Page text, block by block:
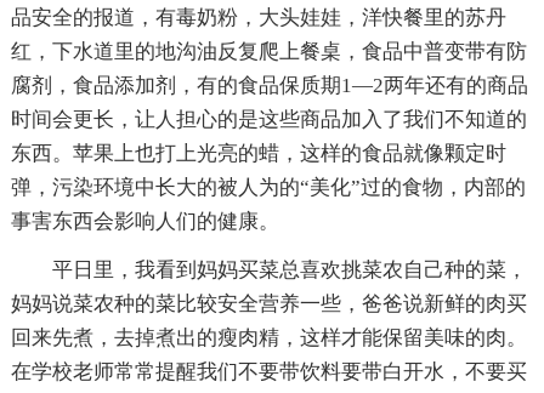
品安全的报道，有毒奶粉，大头娃娃，洋快餐里的苏丹
红，下水道里的地沟油反复爬上餐桌，食品中普变带有防
腐剂，食品添加剂，有的食品保质期1—2两年还有的商品
时间会更长，让人担心的是这些商品加入了我们不知道的
东西。苹果上也打上光亮的蜡，这样的食品就像颗定时
弹，污染环境中长大的被人为的“美化”过的食物，内部的
事害东西会影响人们的健康。
平日里，我看到妈妈买菜总喜欢挑菜农自己种的菜，
妈妈说菜农种的菜比较安全营养一些，爸爸说新鲜的肉买
回来先煮，去掉煮出的瘦肉精，这样才能保留美味的肉。
在学校老师常常提醒我们不要带饮料要带白开水，不要买